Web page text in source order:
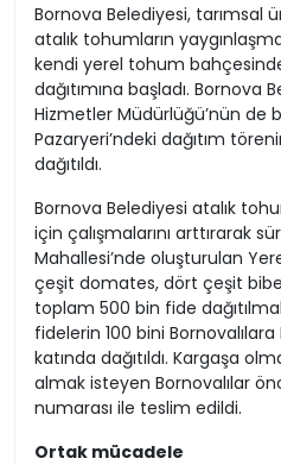
Bornova Belediyesi, tarımsal
atalık tohumların
kendi yerel tohum
dağıtımına başladı. Bornova
Hizmetler Müdürlüğü’nün de
Pazaryeri’ndeki dağıtım
dağıtıldı.
Bornova Belediyesi atalık
için çalışmalarını arttırarak
Mahallesi’nde oluşturulan
çeşit domates, dört çeşit
toplam 500 bin fide
fidelerin 100 bini
katında dağıtıldı. Kargaşa
almak isteyen Bornovalılar
numarası ile teslim edildi.
Ortak mücadele